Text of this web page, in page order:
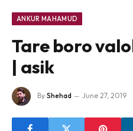
ANKUR MAHAMUD
Tare boro
| asik
By Shehad June 27, 2019